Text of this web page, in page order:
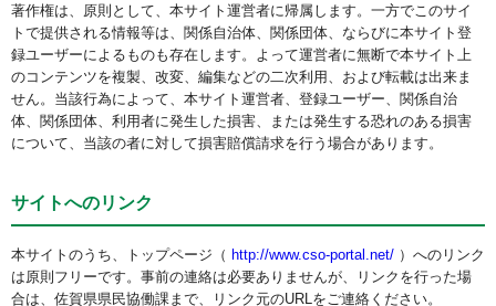
著作権は、原則として、本サイト運営者に帰属します。一方でこのサイ
トで提供される情報等は、関係自治体、関係団体、ならびに本サイト登
録ユーザーによるものも存在します。よって運営者に無断で本サイト上
のコンテンツを複製、改変、編集などの二次利用、および転載は出来ま
せん。当該行為によって、本サイト運営者、登録ユーザー、関係自治
体、関係団体、利用者に発生した損害、または発生する恐れのある損害
について、当該の者に対して損害賠償請求を行う場合があります。
サイトへのリンク
本サイトのうち、トップページ（ http://www.cso-portal.net/ ）へのリンク
は原則フリーです。事前の連絡は必要ありませんが、リンクを行った場
合は、佐賀県県民協働課まで、リンク元のURLをご連絡ください。